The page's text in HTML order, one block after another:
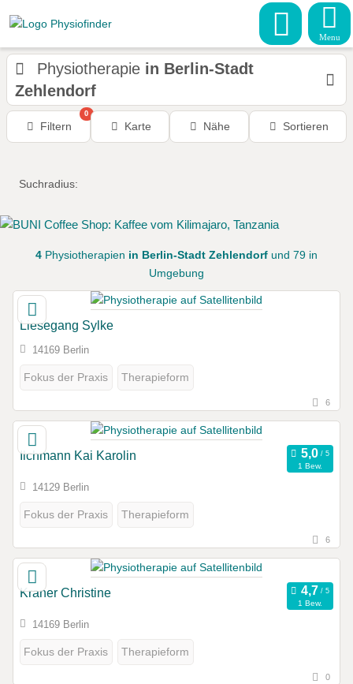
Menu
Physiotherapie in Berlin-Stadt
Zehlendorf
Filtern
0
Karte Nähe Sortieren
Suchradius:
4 Physiotherapien in Berlin-Stadt Zehlendorf und 79 in
Umgebung
Liesegang Sylke
14169 Berlin
Fokus der Praxis Therapieform
6
Ilchmann Kai Karolin
1 Bew.
14129 Berlin
Fokus der Praxis Therapieform
6
Kraner Christine
1 Bew.
14169 Berlin
Fokus der Praxis Therapieform
0